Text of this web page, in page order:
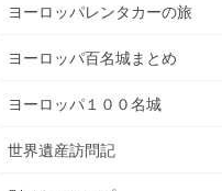
ヨーロッパレンタカーの旅
ヨーロッパ百名城まとめ
ヨーロッパ１００名城
世界遺産訪問記